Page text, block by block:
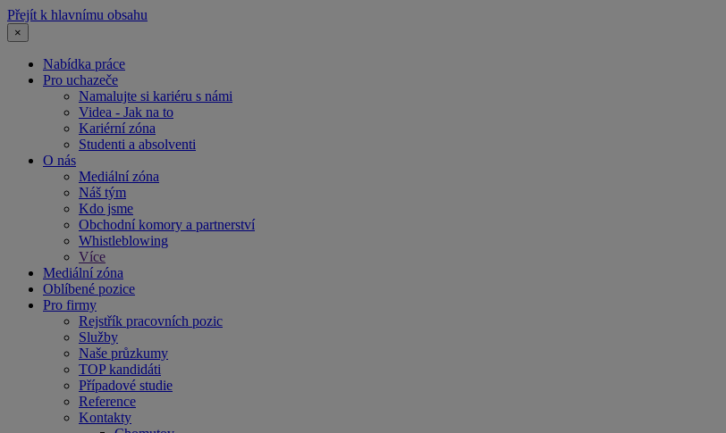
Přejít k hlavnímu obsahu
×
Nabídka práce
Pro uchazeče
Namalujte si kariéru s námi
Videa - Jak na to
Kariérní zóna
Studenti a absolventi
O nás
Mediální zóna
Náš tým
Kdo jsme
Obchodní komory a partnerství
Whistleblowing
Více
Mediální zóna
Oblíbené pozice
Pro firmy
Rejstřík pracovních pozic
Služby
Naše průzkumy
TOP kandidáti
Případové studie
Reference
Kontakty